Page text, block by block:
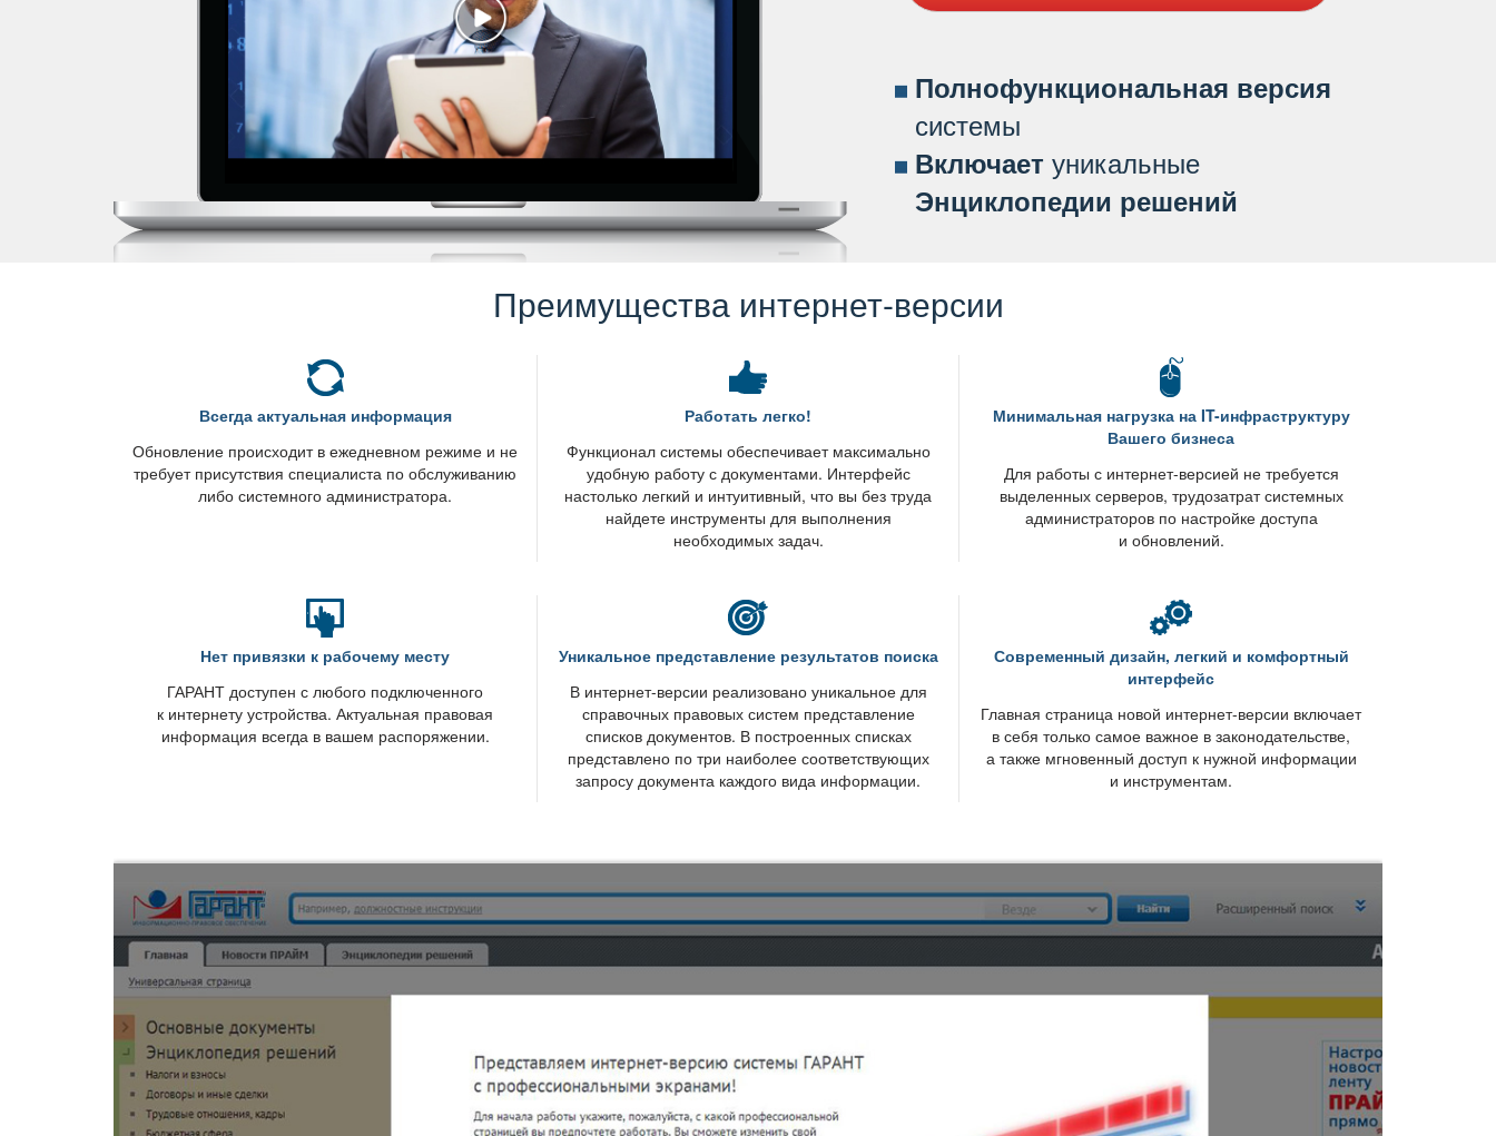
Полнофункциональная версия
системы
ключает уникальные
Энциклопедии решений
Преимущества интернет-версии
сегда актуальная информация
Обновление происходит в ежедневном режиме и не
требует присутствия специалиста по обслуживанию
либо системного администратора.
Работать легко!
Функционал системы обеспечивает максимально
удобную работу с документами. Интерфейс
настолько легкий и интуитивный, что вы без труда
найдете инструменты для выполнения
необходимых задач.
Минимальная нагрузка на IT-инфраструктуру
ашего бизнеса
Для работы с интернет-версией не требуется
ыделенных серверов, трудозатрат системных
администраторов по настройке доступа
и обновлений.
Нет привязки к рабочему месту
ГАРАНТ доступен с любого подключенного
к интернету устройства. Актуальная правовая
информация всегда в вашем распоряжении.
Уникальное представление результатов поиска
интернет-версии реализовано уникальное для
справочных правовых систем представление
списков документов. В построенных списках
представлено по три наиболее соответствующих
запросу документа каждого вида информации.
Современный дизайн, легкий и комфортный
интерфейс
Главная страница новой интернет-версии включает
себя только самое важное в законодательстве,
а также мгновенный доступ к нужной информации
и инструментам.